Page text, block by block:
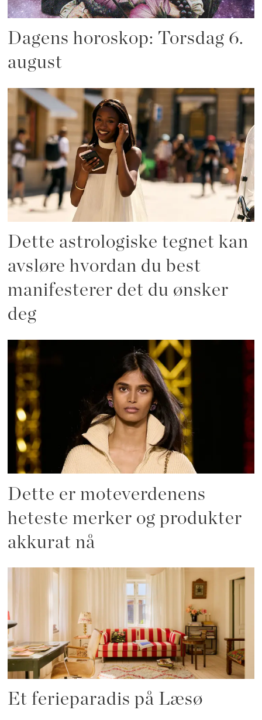
Dagens horoskop: Torsdag 6.
august
Dette astrologiske tegnet kan
avsløre hvordan du best
manifesterer det du ønsker
deg
Dette er moteverdenens
heteste merker og produkter
akkurat nå
Et ferieparadis på Læsø